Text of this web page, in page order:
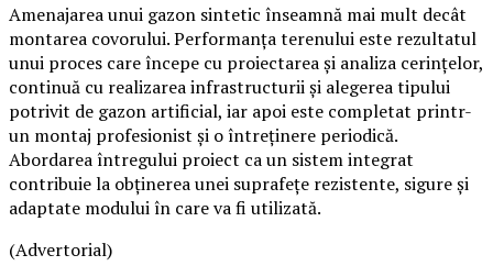
Amenajarea unui gazon sintetic înseamnă mai mult decât
montarea covorului. Performanța terenului este rezultatul
unui proces care începe cu proiectarea și analiza cerințelor,
continuă cu realizarea infrastructurii și alegerea tipului
potrivit de gazon artificial, iar apoi este completat printr-
un montaj profesionist și o întreținere periodică.
Abordarea întregului proiect ca un sistem integrat
contribuie la obținerea unei suprafețe rezistente, sigure și
adaptate modului în care va fi utilizată.
(Advertorial)